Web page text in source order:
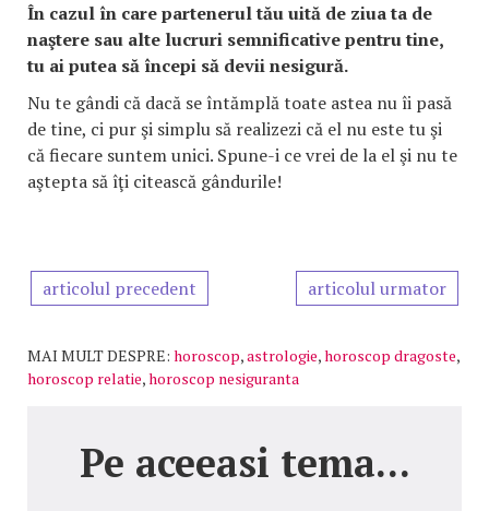
În cazul în care partenerul tău uită de ziua ta de
naştere sau alte lucruri semnificative pentru tine,
tu ai putea să începi să devii nesigură.
Nu te gândi că dacă se întămplă toate astea nu îi pasă
de tine, ci pur şi simplu să realizezi că el nu este tu şi
că fiecare suntem unici. Spune-i ce vrei de la el şi nu te
aştepta să îţi citească gândurile!
articolul precedent articolul urmator
MAI MULT DESPRE: horoscop,astrologie,horoscop dragoste,
horoscop relatie,horoscop nesiguranta
Pe aceeasi tema...